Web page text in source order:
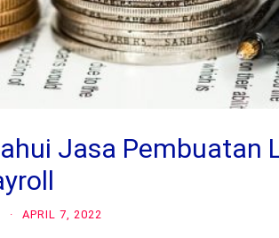
Jasa Pembuatan
· APRIL 7, 2022